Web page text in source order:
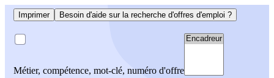
Imprimer Besoin d'aide sur la recherche d'offres d'emploi ?
Métier, compétence, mot-clé, numéro d'offre